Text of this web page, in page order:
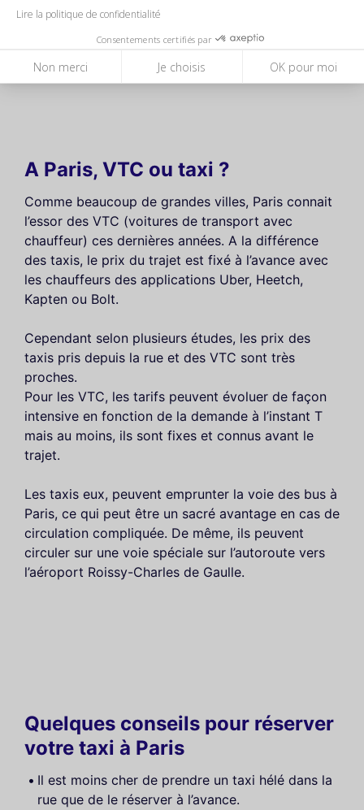
Lire la politique de confidentialité
Consentements certifiés par
Non merci Je choisis OK pour moi
A Paris, VTC ou taxi ?
Comme beaucoup de grandes villes, Paris connait
l’essor des VTC (voitures de transport avec
chauffeur) ces dernières années. A la différence
des taxis, le prix du trajet est fixé à l’avance avec
les chauffeurs des applications Uber, Heetch,
Kapten ou Bolt.
Cependant selon plusieurs études, les prix des
taxis pris depuis la rue et des VTC sont très
proches.
Pour les VTC, les tarifs peuvent évoluer de façon
intensive en fonction de la demande à l’instant T
mais au moins, ils sont fixes et connus avant le
trajet.
Les taxis eux, peuvent emprunter la voie des bus à
Paris, ce qui peut être un sacré avantage en cas de
circulation compliquée. De même, ils peuvent
circuler sur une voie spéciale sur l’autoroute vers
l’aéroport Roissy-Charles de Gaulle.
Quelques conseils pour réserver
votre taxi à Paris
Il est moins cher de prendre un taxi hélé dans la
rue que de le réserver à l’avance.